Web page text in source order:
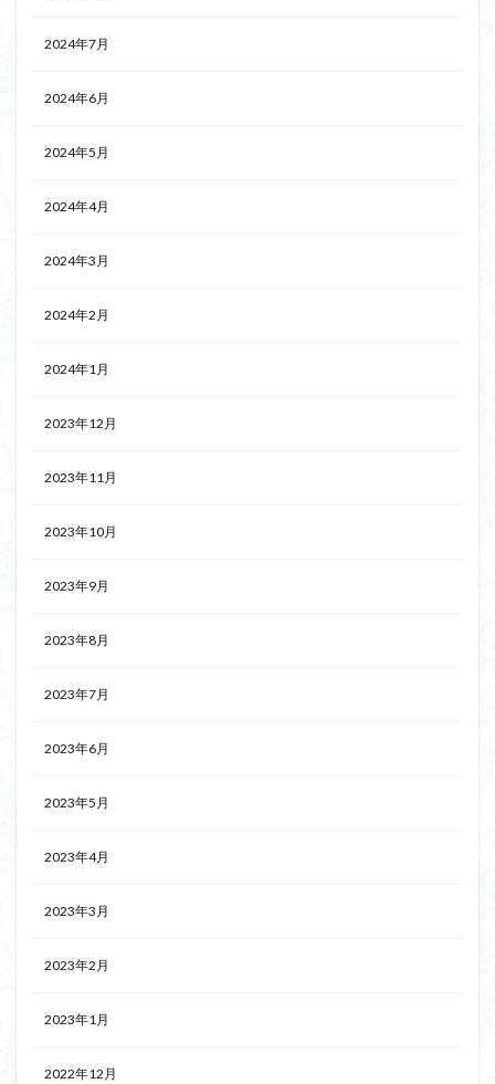
2024年7月
2024年6月
2024年5月
2024年4月
2024年3月
2024年2月
2024年1月
2023年12月
2023年11月
2023年10月
2023年9月
2023年8月
2023年7月
2023年6月
2023年5月
2023年4月
2023年3月
2023年2月
2023年1月
2022年12月